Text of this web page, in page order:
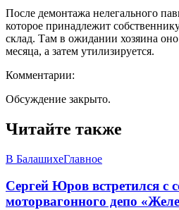
После демонтажа нелегального
которое принадлежит
склад. Там в ожидании хозяина
месяца, а затем утилизируется.
Комментарии:
Обсуждение закрыто.
Читайте также
В БалашихеГлавное
Сергей Юров встретился с
моторвагонного депо